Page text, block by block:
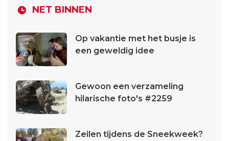
NET BINNEN
Op vakantie met het busje is
een geweldig idee
Gewoon een verzameling
hilarische foto's #2259
Zeilen tijdens de Sneekweek?